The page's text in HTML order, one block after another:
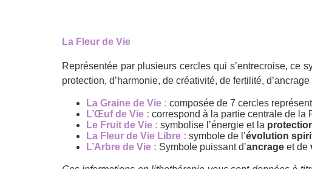
La Fleur de Vie
Représentée par plusieurs cercles qui s’entrecroise,
protection, d’harmonie, de créativité, de fertilité,
La Graine de Vie : composée de 7 cercles
L’Œuf de Vie : correspond à la partie centrale de la
Le Fruit de Vie : symbolise l’énergie et la
La Fleur de Vie Libre : symbole de l’évolution
L’Arbre de Vie : Symbole puissant d’ancrage et de